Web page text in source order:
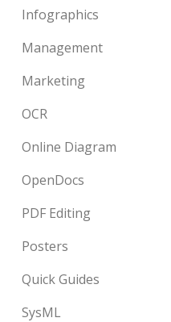
Infographics
Management
Marketing
OCR
Online Diagram
OpenDocs
PDF Editing
Posters
Quick Guides
SysML